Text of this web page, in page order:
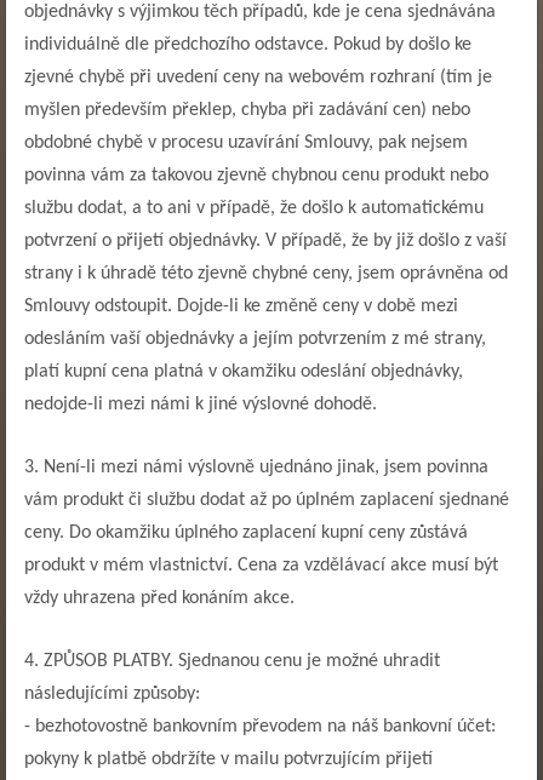
objednávky s výjimkou těch případů, kde je cena sjednávána
individuálně dle předchozího odstavce. Pokud by došlo ke
zjevné chybě při uvedení ceny na webovém rozhraní (tím je
myšlen především překlep, chyba při zadávání cen) nebo
obdobné chybě v procesu uzavírání Smlouvy, pak nejsem
povinna vám za takovou zjevně chybnou cenu produkt nebo
službu dodat, a to ani v případě, že došlo k automatickému
potvrzení o přijetí objednávky. V případě, že by již došlo z vaší
strany i k úhradě této zjevně chybné ceny, jsem oprávněna od
Smlouvy odstoupit. Dojde-li ke změně ceny v době mezi
odesláním vaší objednávky a jejím potvrzením z mé strany,
platí kupní cena platná v okamžiku odeslání objednávky,
nedojde-li mezi námi k jiné výslovné dohodě.
3. Není-li mezi námi výslovně ujednáno jinak, jsem povinna
vám produkt či službu dodat až po úplném zaplacení sjednané
ceny. Do okamžiku úplného zaplacení kupní ceny zůstává
produkt v mém vlastnictví. Cena za vzdělávací akce musí být
vždy uhrazena před konáním akce.
4. ZPŮSOB PLATBY. Sjednanou cenu je možné uhradit
následujícími způsoby:
- bezhotovostně bankovním převodem na náš bankovní účet:
pokyny k platbě obdržíte v mailu potvrzujícím přijetí